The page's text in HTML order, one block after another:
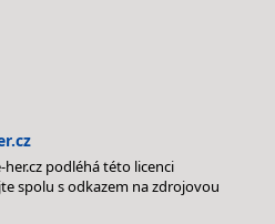
her.cz podléhá této licenci
spolu s odkazem na zdrojovou